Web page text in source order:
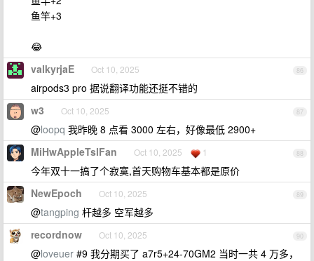
鱼竿+3
😂
86
valkyrjaE Oct 10, 2025
airpods3 pro 据说翻译功能还挺不错的
87
w3 Oct 10, 2025
@loopq 我昨晚 8 点看 3000 左右，好像最低 2900+
88
MiHwAppleTslFan Oct 10, 2025 1
今年双十一搞了个寂寞,首天购物车基本都是原价
89
NewEpoch Oct 10, 2025
@tangping 杆越多 空军越多
90
recordnow Oct 10, 2025
@loveuer #9 我分期买了 a7r5+24-70GM2 当时一共 4 万多，